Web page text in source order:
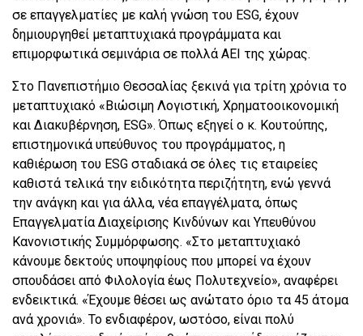
σε επαγγελματίες με καλή γνώση του ΕSG, έχουν
δημιουργηθεί μεταπτυχιακά προγράμματα και
επιμορφωτικά σεμινάρια σε πολλά ΑΕΙ της χώρας.
Στο Πανεπιστήμιο Θεσσαλίας ξεκινά για τρίτη χρόνια το
μεταπτυχιακό «Βιώσιμη Λογιστική, Χρηματοοικονομική
και Διακυβέρνηση, ESG». Όπως εξηγεί ο κ. Κουτούπης,
επιστημονικά υπεύθυνος του προγράμματος, η
καθιέρωση του ESG σταδιακά σε όλες τις εταιρείες
καθιστά τελικά την ειδικότητα περιζήτητη, ενώ γεννά
την ανάγκη και για άλλα, νέα επαγγέλματα, όπως
Επαγγελματία Διαχείρισης Κινδύνων και Υπευθύνου
Κανονιστικής Συμμόρφωσης. «Στο μεταπτυχιακό
κάνουμε δεκτούς υποψηφίους που μπορεί να έχουν
σπουδάσει από Φιλολογία έως Πολυτεχνείο», αναφέρει
ενδεικτικά. «Έχουμε θέσει ως ανώτατο όριο τα 45 άτομα
ανά χρονιά». Το ενδιαφέρον, ωστόσο, είναι πολύ